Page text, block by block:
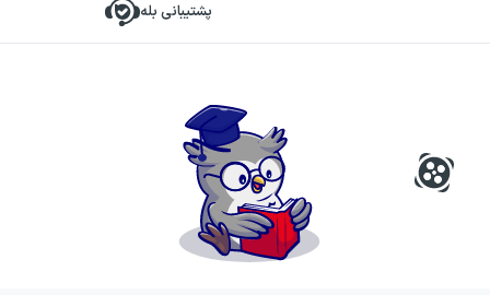
پشتیبانی بله